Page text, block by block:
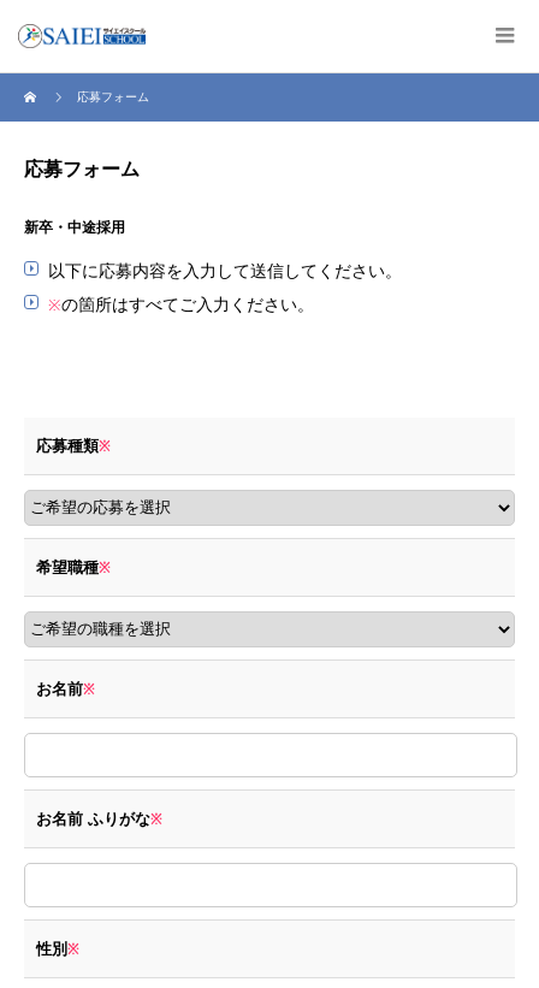
応募フォーム
応募フォーム
新卒・中途採用
以下に応募内容を入力して送信してください。
※の箇所はすべてご入力ください。
応募種類※
希望職種※
お名前※
お名前 ふりがな※
性別 ※